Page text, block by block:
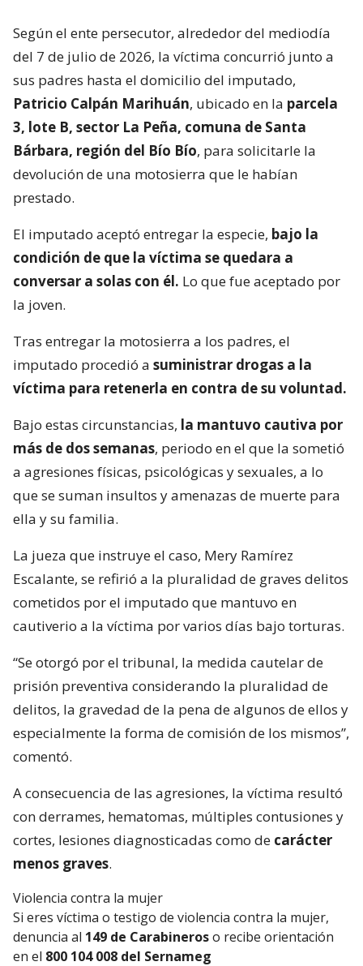
Según el ente persecutor, alrededor del mediodía
del 7 de julio de 2026, la víctima concurrió junto a
sus padres hasta el domicilio del imputado,
Patricio Calpán Marihuán, ubicado en la parcela
3, lote B, sector La Peña, comuna de Santa
Bárbara, región del Bío Bío, para solicitarle la
devolución de una motosierra que le habían
prestado.
El imputado aceptó entregar la especie, bajo la
condición de que la víctima se quedara a
conversar a solas con él. Lo que fue aceptado por
la joven.
Tras entregar la motosierra a los padres, el
imputado procedió a suministrar drogas a la
víctima para retenerla en contra de su voluntad.
Bajo estas circunstancias, la mantuvo cautiva por
más de dos semanas, periodo en el que la sometió
a agresiones físicas, psicológicas y sexuales, a lo
que se suman insultos y amenazas de muerte para
ella y su familia.
La jueza que instruye el caso, Mery Ramírez
Escalante, se refirió a la pluralidad de graves delitos
cometidos por el imputado que mantuvo en
cautiverio a la víctima por varios días bajo torturas.
“Se otorgó por el tribunal, la medida cautelar de
prisión preventiva considerando la pluralidad de
delitos, la gravedad de la pena de algunos de ellos y
especialmente la forma de comisión de los mismos”,
comentó.
A consecuencia de las agresiones, la víctima resultó
con derrames, hematomas, múltiples contusiones y
cortes, lesiones diagnosticadas como de carácter
menos graves.
Violencia contra la mujer
Si eres víctima o testigo de violencia contra la mujer,
denuncia al 149 de Carabineroso recibe orientación
en el 800 104 008 del Sernameg